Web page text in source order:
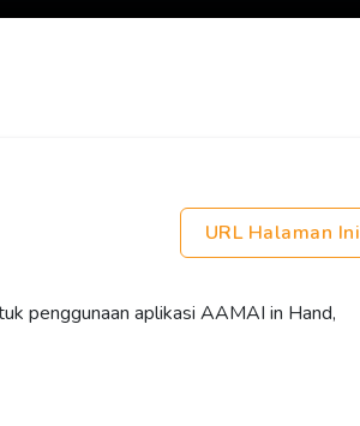
URL Halaman Ini
penggunaan aplikasi AAMAI in Hand,